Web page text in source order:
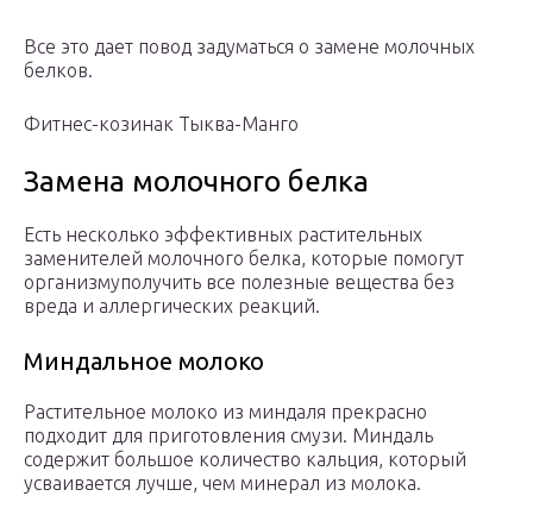
Все это дает повод задуматься о замене молочных
белков.
Фитнес-козинак Тыква-Манго
Замена молочного белка
Есть несколько эффективных растительных
заменителей молочного белка, которые помогут
организмуполучить все полезные вещества без
вреда и аллергических реакций.
Миндальное молоко
Растительное молоко из миндаля прекрасно
подходит для приготовления смузи. Миндаль
содержит большое количество кальция, который
усваивается лучше, чем минерал из молока.